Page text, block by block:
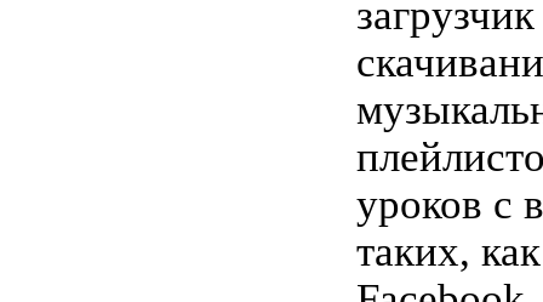
уроков с
таких,